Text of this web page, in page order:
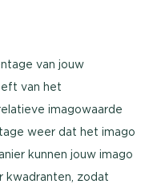
van jouw
van het
imagowaarde
weer dat het imago
kunnen jouw imago
kwadranten, zodat